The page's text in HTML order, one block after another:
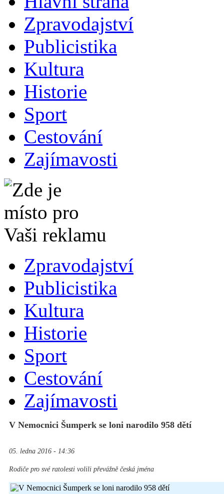
Zpravodajství
Publicistika
Kultura
Historie
Sport
Cestování
Zajímavosti
Zpravodajství
Publicistika
Kultura
Historie
Sport
Cestování
Zajímavosti
V Nemocnici Šumperk se loni narodilo 958 dětí
05. ledna 2016 - 14:36
Rodiče pro své ratolesti volili převážně česká jména